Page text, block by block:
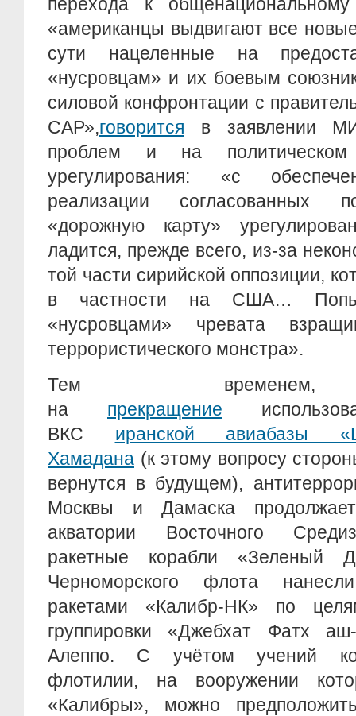
«американцы выдвигают все
сути нацеленные на
«нусровцам» и их боевым
силовой конфронтации с
САР»,говорится в заявлении
проблем и на политическом
урегулирования: «с
реализации согласованных
«дорожную карту»
ладится, прежде всего, из-за
той части сирийской оппозиции,
в частности на США…
«нусровцами» чревата
террористического монстра».
Тем временем,
на прекращение
ВКС иранской авиабазы
Хамадана (к этому вопросу
вернутся в будущем),
Москвы и Дамаска
акватории Восточного
ракетные корабли «Зеленый
Черноморского флота
ракетами «Калибр-НК» по
группировки «Джебхат Фатх
Алеппо. С учётом учений
флотилии, на вооружении
«Калибры», можно